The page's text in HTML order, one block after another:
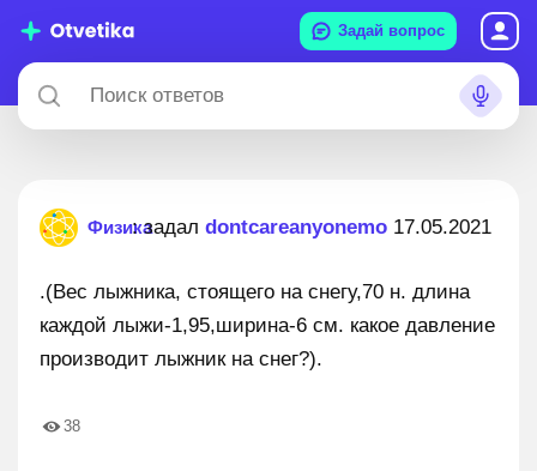
Задай вопрос
Физика: задал dontcareanyonemo 17.05.2021
.(Вес лыжника, стоящего на снегу,70 н. длина
каждой лыжи-1,95,ширина-6 см. какое давление
производит лыжник на снег?).
38